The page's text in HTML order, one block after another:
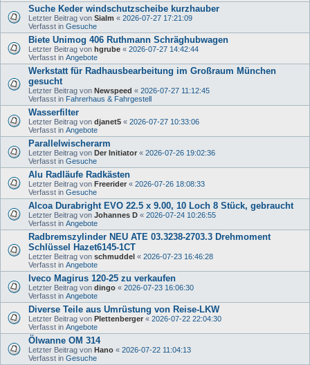
Suche Keder windschutzscheibe kurzhauber
Letzter Beitrag von Sialm « 2026-07-27 17:21:09
Verfasst in Gesuche
Biete Unimog 406 Ruthmann Schräghubwagen
Letzter Beitrag von hgrube « 2026-07-27 14:42:44
Verfasst in Angebote
Werkstatt für Radhausbearbeitung im Großraum München
gesucht
Letzter Beitrag von Newspeed « 2026-07-27 11:12:45
Verfasst in Fahrerhaus & Fahrgestell
Wasserfilter
Letzter Beitrag von djanet5 « 2026-07-27 10:33:06
Verfasst in Angebote
Parallelwischerarm
Letzter Beitrag von Der Initiator « 2026-07-26 19:02:36
Verfasst in Gesuche
Alu Radläufe Radkästen
Letzter Beitrag von Freerider « 2026-07-26 18:08:33
Verfasst in Gesuche
Alcoa Durabright EVO 22.5 x 9.00, 10 Loch 8 Stück, gebraucht
Letzter Beitrag von Johannes D « 2026-07-24 10:26:55
Verfasst in Angebote
Radbremszylinder NEU ATE 03.3238-2703.3 Drehmoment
Schlüssel Hazet6145-1CT
Letzter Beitrag von schmuddel « 2026-07-23 16:46:28
Verfasst in Angebote
Iveco Magirus 120-25 zu verkaufen
Letzter Beitrag von dingo « 2026-07-23 16:06:30
Verfasst in Angebote
Diverse Teile aus Umrüstung von Reise-LKW
Letzter Beitrag von Plettenberger « 2026-07-22 22:04:30
Verfasst in Angebote
Ölwanne OM 314
Letzter Beitrag von Hano « 2026-07-22 11:04:13
Verfasst in Gesuche